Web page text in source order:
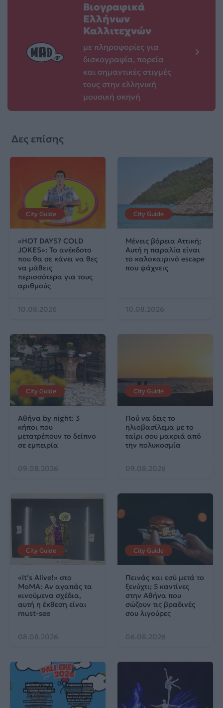
Βιογραφικά
Ελλήνων
Καλλιτεχνών
με πληροφορίες για
δισκογραφία, πορεία
και σημαντικές στιγμές
τους στην ελληνική
μουσική σκηνή
Δες επίσης
City Guide
«HOT DAYS? COLD
JOKES»: Το ανέκδοτο
που θα σε κάνει να θες
να μάθεις
περισσότερα για τους
αριθμούς
10.08.2026
City Guide
Μένεις βόρεια Αττική;
Αυτή η παραλία είναι
το καλοκαιρινό escape
που ψάχνεις
10.08.2026
City Guide
Αθήνα by night: 3
κήποι που
μετατρέπουν το δείπνο
σε εμπειρία
09.08.2026
City Guide
Πού να δεις το
ηλιοβασίλεμα με το
ταίρι σου μακριά από
την πολυκοσμία
09.08.2026
City Guide
«It’s Alive!» στο
MoMA: Αν αγαπάς τα
κινούμενα σχέδια,
αυτή η έκθεση είναι
must-see
08.08.2026
City Guide
Πεινάς και εσύ μετά το
ξενύχτι; 5 καντίνες
στην Αθήνα που
σώζουν τις βραδινές
σου λιγούρες
06.08.2026